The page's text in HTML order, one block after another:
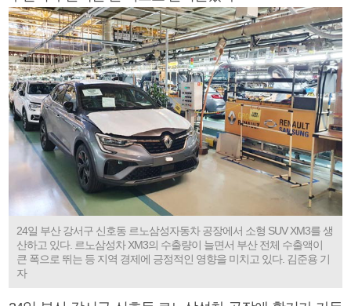
24일 부산 강서구 신호동 르노삼성자동차 공장에서 소형 SUV XM3를 생
산하고 있다. 르노삼성차 XM3의 수출량이 늘면서 부산 전체 수출액이
큰 폭으로 뛰는 등 지역 경제에 긍정적인 영향을 미치고 있다. 김준용 기
자